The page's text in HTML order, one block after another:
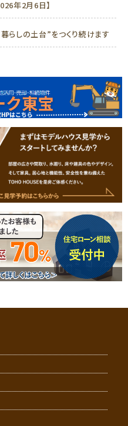
年2月6日】
らしの土台”をつくり続けます